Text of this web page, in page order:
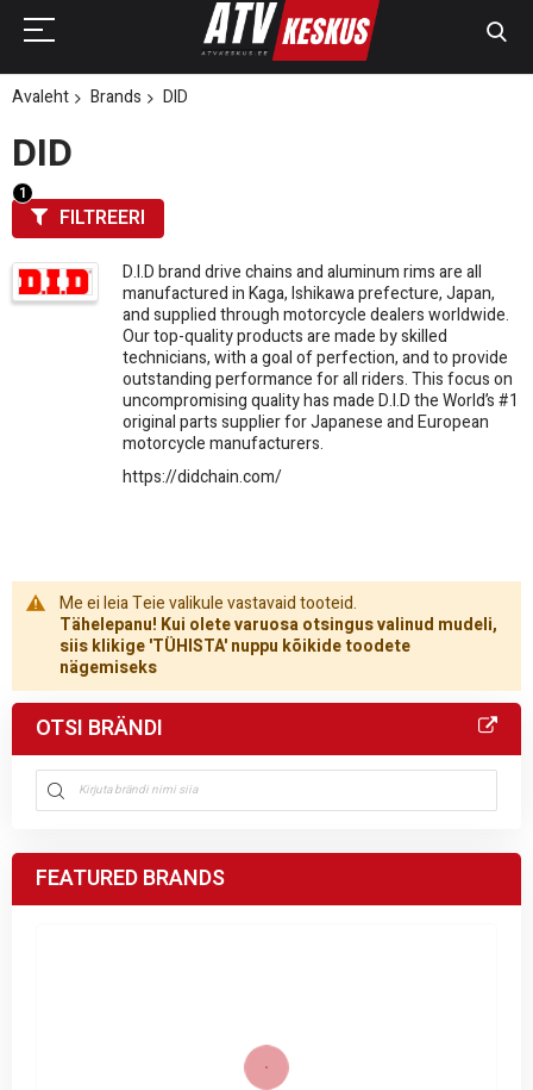
Avaleht Brands DID
DID
D.I.D brand drive chains and aluminum rims are all
manufactured in Kaga, Ishikawa prefecture, Japan,
and supplied through motorcycle dealers worldwide.
Our top-quality products are made by skilled
technicians, with a goal of perfection, and to provide
outstanding performance for all riders. This focus on
uncompromising quality has made D.I.D the World’s #1
original parts supplier for Japanese and European
motorcycle manufacturers.
https://didchain.com/
Me ei leia Teie valikule vastavaid tooteid.
Tähelepanu! Kui olete varuosa otsingus valinud mudeli,
siis klikige 'TÜHISTA' nuppu kõikide toodete
nägemiseks
FILTREERI
OTSI BRÄNDI
FEATURED BRANDS